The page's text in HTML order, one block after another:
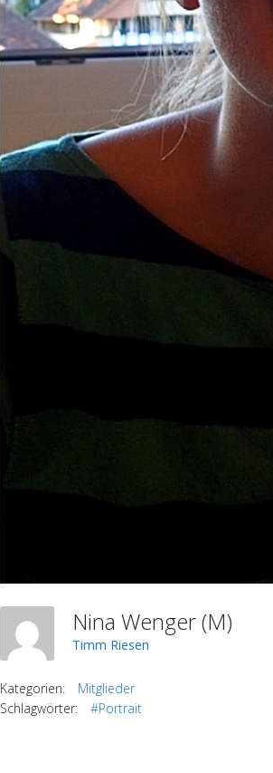
Nina Wenger (M)
Timm Riesen
Kategorien:
Mitglieder
Schlagwörter:
#Portrait